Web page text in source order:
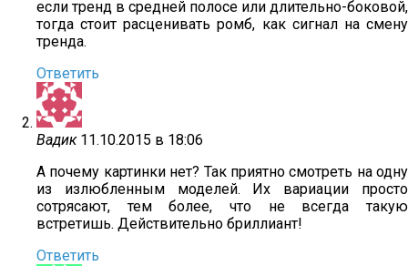
если тренд в средней полосе или длительно-боковой,
тогда стоит расценивать ромб, как сигнал на смену
тренда.
Ответить
Вадик 11.10.2015 в 18:06
А почему картинки нет? Так приятно смотреть на одну
из излюбленным моделей. Их вариации просто
сотрясают, тем более, что не всегда такую
встретишь. Действительно бриллиант!
Ответить